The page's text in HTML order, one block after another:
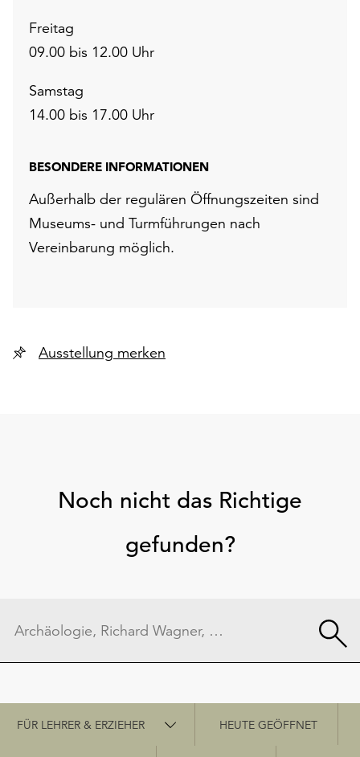
Freitag
09.00 bis 12.00 Uhr
Samstag
14.00 bis 17.00 Uhr
BESONDERE INFORMATIONEN
Außerhalb der regulären Öffnungszeiten sind
Museums- und Turmführungen nach
Vereinbarung möglich.
Ausstellung merken
Noch nicht das Richtige
gefunden?
Schnellzugriff
FÜR LEHRER & ERZIEHER HEUTE GEÖFFNET